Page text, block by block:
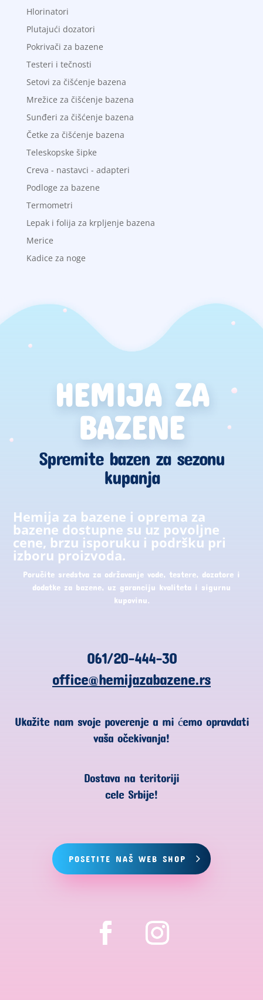
Hlorinatori
Plutajući dozatori
Pokrivači za bazene
Testeri i tečnosti
Setovi za čišćenje bazena
Mrežice za čišćenje bazena
Sunđeri za čišćenje bazena
Četke za čišćenje bazena
Teleskopske šipke
Creva - nastavci - adapteri
Podloge za bazene
Termometri
Lepak i folija za krpljenje bazena
Merice
Kadice za noge
HEMIJA ZA
BAZENE
Spremite bazen za sezonu
kupanja
Hemija za bazene i oprema za
bazene dostupne su uz povoljne
cene, brzu isporuku i podršku pri
izboru proizvoda.
Poručite sredstva za održavanje vode, testere, dozatore i
dodatke za bazene, uz garanciju kvaliteta i sigurnu
kupovinu.
061/20-444-30
office@hemijazabazene.rs
Ukažite nam svoje poverenje a mi ćemo opravdati
vaša očekivanja!
Dostava na teritoriji
cele Srbije!
POSETITE NAŠ WEB SHOP